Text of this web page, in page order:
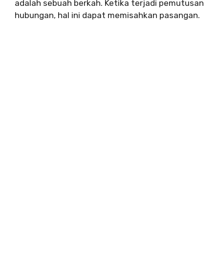
adalah sebuah berkah. Ketika terjadi pemutusan
hubungan, hal ini dapat memisahkan pasangan.